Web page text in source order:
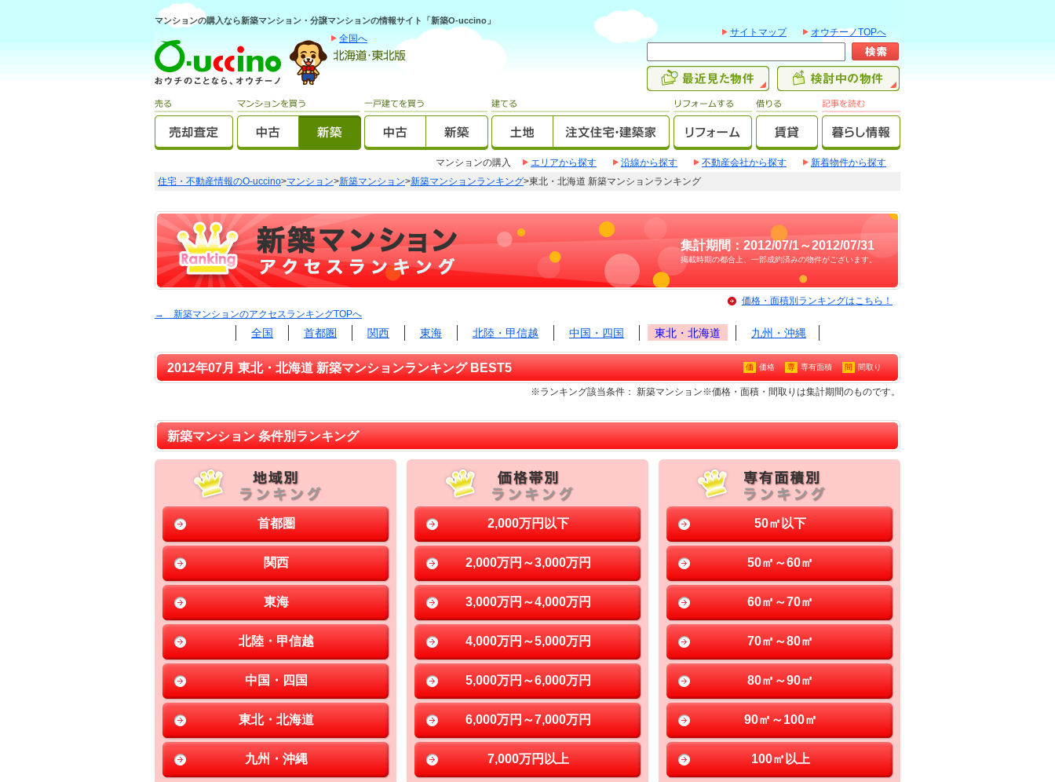
マンションの購入なら新築マンション・分譲マンションの情報サイト「新築O-uccino」
全国へ
サイトマップ オウチーノTOPへ
マンションの購入 エリアから探す 沿線から探す 不動産会社から探す
新着物件から探す
住宅・不動産情報のO-uccino>マンション>新築マンション>新築マンションランキング>東北・北海道 新築マンションランキング
集計期間：2012/07/1～2012/07/31
掲載時期の都合上、一部成約済みの物件がございます。
価格・面積別ランキングはこちら！
→ 新築マンションのアクセスランキングTOPへ
全国 首都圏 関西 東海 北陸・甲信越 中国・四国 東北・北海道 九州・沖縄
2012年07月 東北・北海道 新築マンションランキング BEST5 価 価格 専 専有面積 間 間取り
※ランキング該当条件： 新築マンション※価格・面積・間取りは集計期間のものです。
新築マンション 条件別ランキング
首都圏
関西
東海
北陸・甲信越
中国・四国
東北・北海道
九州・沖縄
2,000万円以下
2,000万円～3,000万円
3,000万円～4,000万円
4,000万円～5,000万円
5,000万円～6,000万円
6,000万円～7,000万円
7,000万円以上
50㎡以下
50㎡～60㎡
60㎡～70㎡
70㎡～80㎡
80㎡～90㎡
90㎡～100㎡
100㎡以上